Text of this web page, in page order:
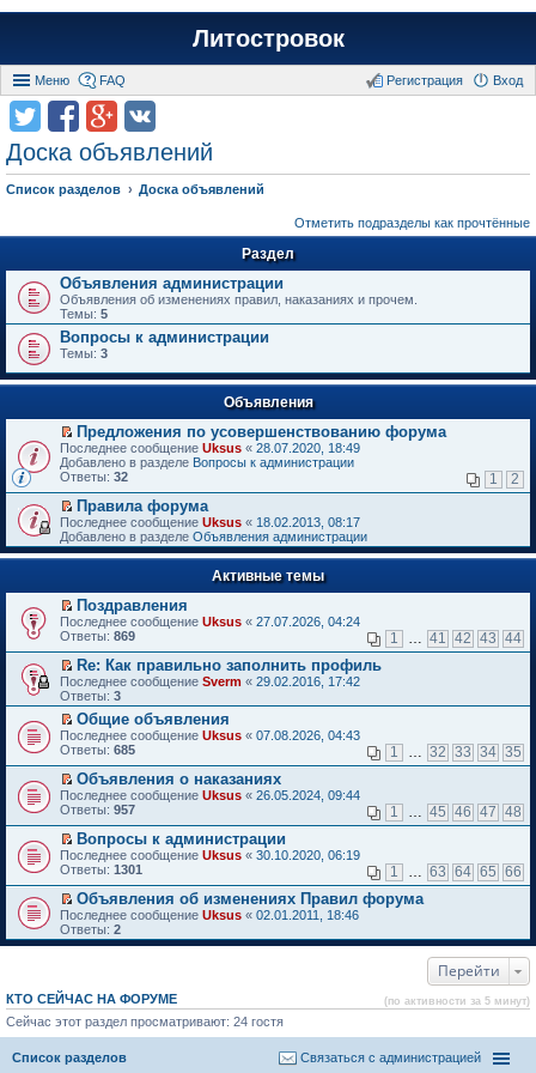
Литостровок
Меню FAQ Вход
Регистрация
Доска объявлений
Список разделов Доска объявлений
Отметить подразделы как прочтённые
Раздел
Объявления администрации
Объявления об изменениях правил, наказаниях и прочем.
Темы: 5
Вопросы к администрации
Темы: 3
Объявления
П
е
р
й
т
и
к
п
в
о
м
у
н
е
п
р
о
ч
и
а
н
н
о
м
у
с
о
о
б
щ
е
н
Предложения по усовершенствованию форума
Последнее сообщение Uksus « 28.07.2020, 18:49
Добавлено в разделе Вопросы к администрации
Ответы: 32 1 2
П
е
р
е
т
и
к
п
р
в
о
м
у
н
е
п
р
о
ч
т
а
н
н
о
м
у
с
о
щ
е
н
и
Правила форума
Последнее сообщение Uksus « 18.02.2013, 08:17
Добавлено в разделе Объявления администрации
Активные темы
П
е
е
й
т
и
к
п
е
в
о
м
у
н
е
п
р
о
ч
и
т
а
о
м
у
с
о
Поздравления
Последнее сообщение Uksus « 27.07.2026, 04:24
Ответы: 869 1 … 41 42 43 44
П
е
р
е
й
т
и
к
п
е
в
о
м
у
н
е
п
р
о
т
а
н
н
м
Re: Как правильно заполнить профиль
Последнее сообщение Sverm « 29.02.2016, 17:42
Ответы: 3
П
е
е
й
т
и
к
п
е
р
в
о
м
у
н
о
ч
а
Общие объявления
Последнее сообщение Uksus « 07.08.2026, 04:43
Ответы: 685 1 … 32 33 34 35
П
е
е
й
т
и
к
п
е
р
в
у
н
е
п
о
Объявления о наказаниях
Последнее сообщение Uksus « 26.05.2024, 09:44
Ответы: 957 1 … 45 46 47 48
П
е
е
й
т
и
р
в
о
м
у
н
Вопросы к администрации
Последнее сообщение Uksus « 30.10.2020, 06:19
Ответы: 1301 1 … 63 64 65 66
П
е
р
и
к
п
е
р
Объявления об изменениях Правил форума
Последнее сообщение Uksus « 02.01.2011, 18:46
Ответы: 2
Перейти
КТО СЕЙЧАС НА ФОРУМЕ (по активности за 5 минут)
Сейчас этот раздел просматривают: 24 гостя
Список разделов Связаться с администрацией